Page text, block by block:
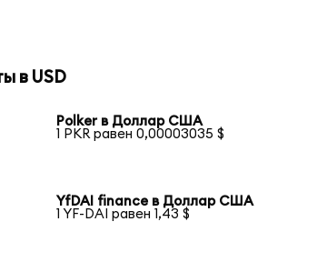
в USD
Polker в Доллар США
1 PKR равен 0,00003035 $
YfDAI finance в Доллар США
1 YF-DAI равен 1,43 $